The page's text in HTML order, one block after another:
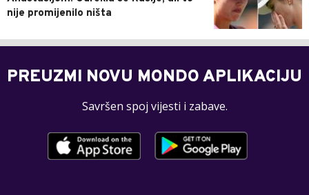
nije promijenilo ništa
PREUZMI NOVU MONDO APLIKACIJU
Savršen spoj vijesti i zabave.